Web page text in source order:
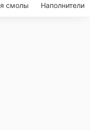
смолы Наполнители